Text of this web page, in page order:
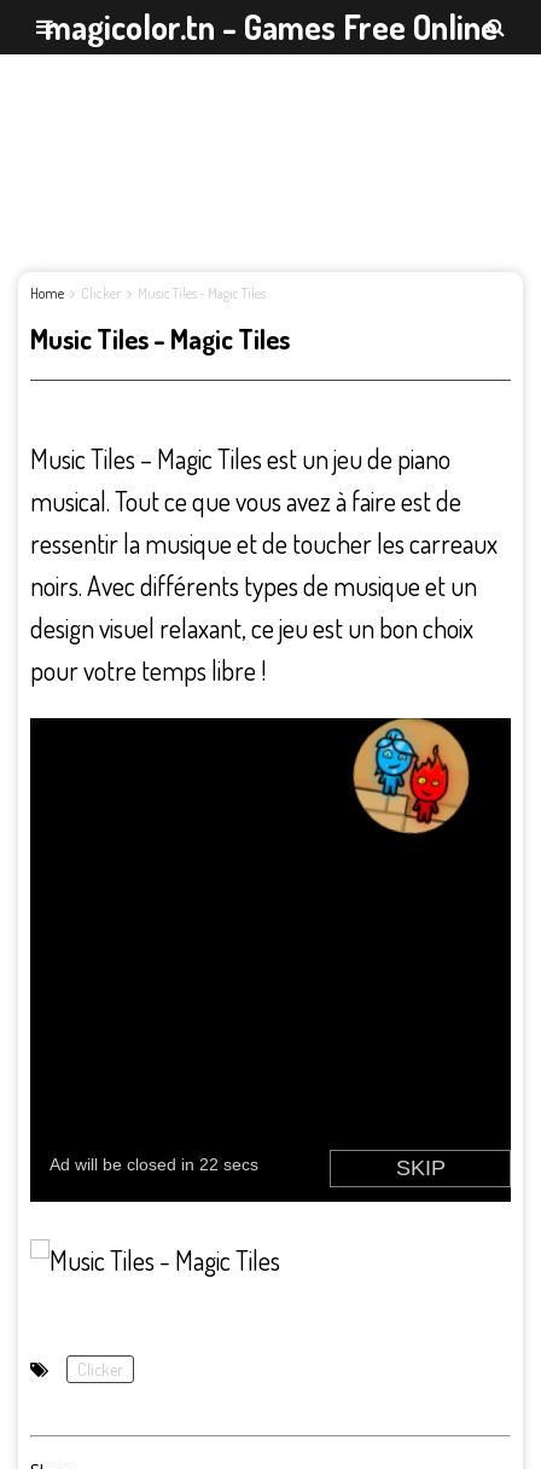
magicolor.tn - Games Free Online
Home Clicker Music Tiles - Magic Tiles
Music Tiles - Magic Tiles
Music Tiles – Magic Tiles est un jeu de piano
musical. Tout ce que vous avez à faire est de
ressentir la musique et de toucher les carreaux
noirs. Avec différents types de musique et un
design visuel relaxant, ce jeu est un bon choix
pour votre temps libre !
Clicker